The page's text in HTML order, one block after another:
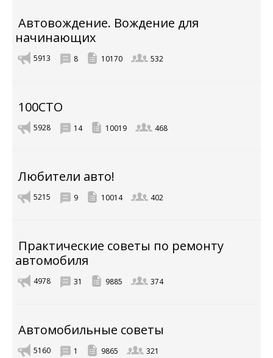
Автовождение. Вождение для
начинающих
5913 8 10170 532
100CTO
5928 14 10019 468
Любители авто!
5215 9 10014 402
Практические советы по ремонту
автомобиля
4978 31 9885 374
Автомобильные советы
5160 1 9865 321